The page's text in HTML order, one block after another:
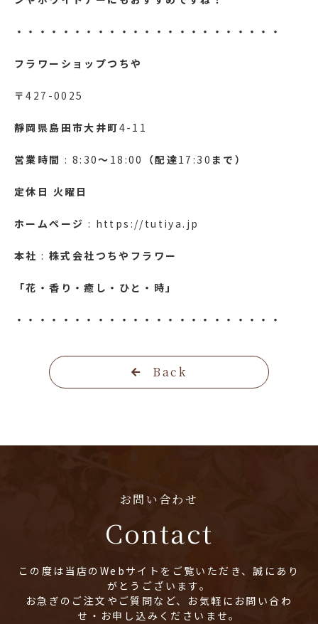
・・・・・・・・・・・・・・・・・・・・・・・
フラワーショップつちや
〒427-0025
靜岡県島田市大井町4-11
営業時間 : 8:30～ 18:00 （配達17:30 まで）
定休日 火曜日
ホームページ : https://tutiya.jp
本社 :株式会社つちやフラワー
「花・香り・癒し・ひと・時」
・・・・・・・・・・・・・・・・・・・・・・・
Back
お問い合わせ
Contact
この度は当店のWebサイトをご覧いただき、誠にあり
がとうございます。
お急ぎのご注文やご質問など、お気軽にお問い合わ
せ・お申し込みくださいませ。